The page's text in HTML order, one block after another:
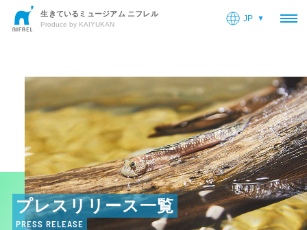
生きているミュージアム ニフレル
Produce by KAIYUKAN
JP
プレスリリース一覧
PRESS RELEASE